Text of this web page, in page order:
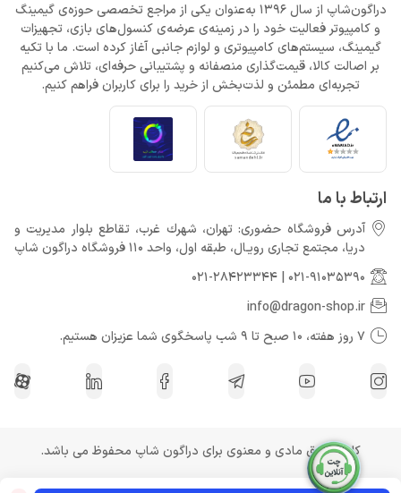
دراگون‌شاپ از سال 1396 به‌عنوان یکی از مراجع تخصصی حوزه‌ی گیمینگ
و کامپیوتر فعالیت خود را در زمینه‌ی عرضه‌ی کنسول‌های بازی، تجهیزات
گیمینگ، سیستم‌های کامپیوتری و لوازم جانبی آغاز کرده است. ما با تکیه
بر اصالت کالا، قیمت‌گذاری منصفانه و پشتیبانی حرفه‌ای، تلاش می‌کنیم
تجربه‌ای مطمئن و لذت‌بخش از خرید را برای کاربران فراهم کنیم.
ارتباط با ما
آدرس فروشگاه حضوری: تهران، شهرك غرب، تقاطع بلوار مدیریت و
دريا، مجتمع تجارى رويـال، طبقه اول، واحد 110 فروشگاه دراگون شاپ
021-91035390
021-28423344
info@dragon-shop.ir
7 روز هفته، 10 صبح تا 9 شب پاسخگوی شما عزیزان هستیم.
کلیه حقوق مادی و معنوی برای دراگون شاپ محفوظ می باشد.